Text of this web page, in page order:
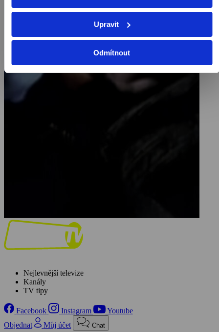
Upravit
Odmítnout
Nejlevnější televize
Kanály
TV tipy
Facebook Instagram
Youtube
Objednat
Můj účet Chat